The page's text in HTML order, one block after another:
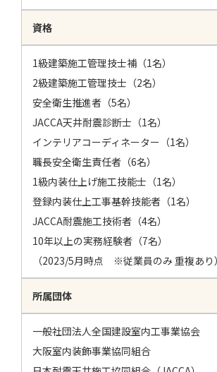
資格
1級建築施工管理技士補（1名）
2級建築施工管理技士（2名）
安全衛生推進者（5名）
JACCA天井耐震診断士（1名）
インテリアコーディネーター（1名）
職長安全衛生責任者（6名）
1級内装仕上げ施工技能士（1名）
登録内装仕上工事基幹技能者（1名）
JACCA耐震施工技術者（4名）
10年以上の実務経験者（7名）
（2023/5月時点 ※従業員のみ 重複あり）
所属団体
一般社団法人全国建設室内工事業協会
大阪室内装飾事業協同組合